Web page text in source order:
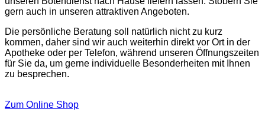
gern auch in unseren attraktiven Angeboten.
Die persönliche Beratung soll natürlich nicht zu kurz
kommen, daher sind wir auch weiterhin direkt vor Ort in der
Apotheke oder per Telefon, während unseren Öffnungszeiten
für Sie da, um gerne individuelle Besonderheiten mit Ihnen
zu besprechen.
Zum Online Shop